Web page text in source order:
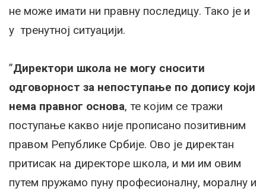
не може имати ни правну последицу. Тако је и
у тренутној ситуацији.
”Директори школа не могу сносити
одговорност за непоступање по допису који
нема правног основа, те којим се тражи
поступање какво није прописано позитивним
правом Републике Србије. Ово је директан
притисак на директоре школа, и ми им овим
путем пружамо пуну професионалну, моралну и